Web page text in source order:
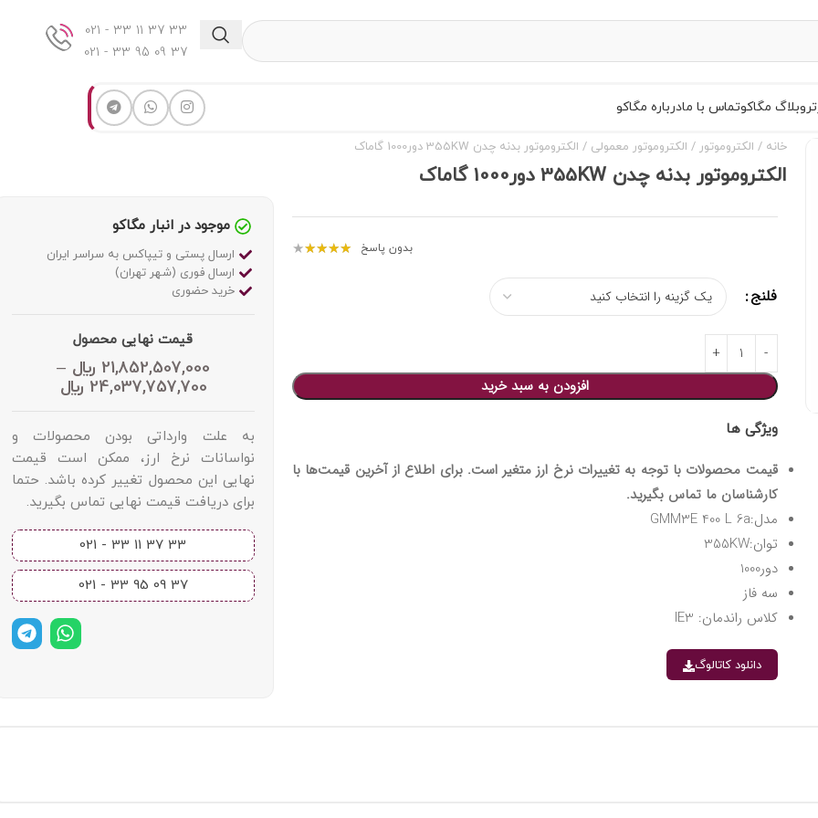
33 37 11 33 - 021
37 09 95 33 - 021
وبلاگ مگاکوتماس با مادرباره مگاکو
خانه الکتروموتور الکتروموتور معمولی الکتروموتور بدنه چدن 355KW دور1000 گاماک
الکتروموتور بدنه چدن 355KW دور1000 گاماک
بدون پاسخ ★
★
★
★
★
فلنج
افزودن به سبد خرید
ویژگی ها
قیمت محصولات با توجه به تغییرات نرخ ارز متغیر است. برای اطلاع از آخرین قیمت‌ها با
کارشناسان ما تماس بگیرید.
مدل:GMM3E 400 L 6a
توان:355KW
دور1000
سه فاز
کلاس راندمان: IE3
دانلود کاتالوگ
موجود در انبار مگاکو
ارسال پستی و تیپاکس به سراسر ایران
ارسال فوری (شهر تهران)
خرید حضوری
قیمت نهایی محصول
21,852,507,000 ﷼ –
24,037,757,700 ﷼
به علت وارداتی بودن محصولات و
نواسانات نرخ ارز، ممکن است قیمت
نهایی این محصول تغییر کرده باشد. حتما
برای دریافت قیمت نهایی تماس بگیرید.
33 37 11 33 - 021​
37 09 95 33 - 021​